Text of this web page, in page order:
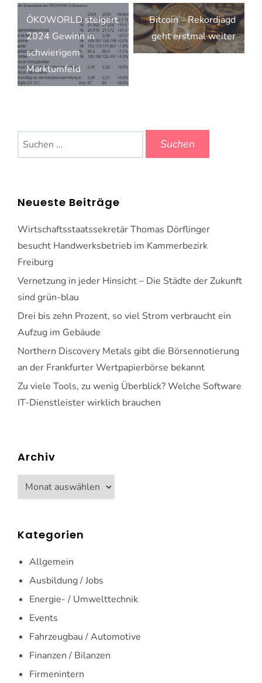
Beitragsnavigation
ÖKOWORLD steigert
2024 Gewinn in
schwierigem
Marktumfeld
Bitcoin – Rekordjagd
geht erstmal weiter
Suchen
nach:
Neueste Beiträge
Wirtschaftsstaatssekretär Thomas Dörflinger
besucht Handwerksbetrieb im Kammerbezirk
Freiburg
Vernetzung in jeder Hinsicht – Die Städte der Zukunft
sind grün-blau
Drei bis zehn Prozent, so viel Strom verbraucht ein
Aufzug im Gebäude
Northern Discovery Metals gibt die Börsennotierung
an der Frankfurter Wertpapierbörse bekannt
Zu viele Tools, zu wenig Überblick? Welche Software
IT-Dienstleister wirklich brauchen
Archiv
Archiv
Kategorien
Allgemein
Ausbildung / Jobs
Energie- / Umwelttechnik
Events
Fahrzeugbau / Automotive
Finanzen / Bilanzen
Firmenintern